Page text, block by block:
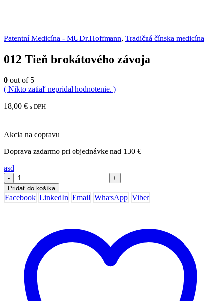
Patentní Medicína - MUDr.Hoffmann, Tradičná čínska medicína
012 Tieň brokátového závoja
0 out of 5
( Nikto zatiaľ nepridal hodnotenie. )
18,00 € s DPH
Akcia na dopravu
Doprava zadarmo pri objednávke nad 130 €
asd
-
+
Pridať do košíka
Facebook LinkedIn Email WhatsApp Viber